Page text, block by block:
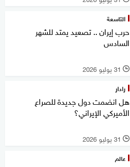
التاسعة
حرب إيران .. تصعيد يمتد للشهر
السادس
l 31 يوليو 2026
رادار
هل انضمت دول جديدة للصراع
الأميركي الإيراني؟
l 31 يوليو 2026
عالم